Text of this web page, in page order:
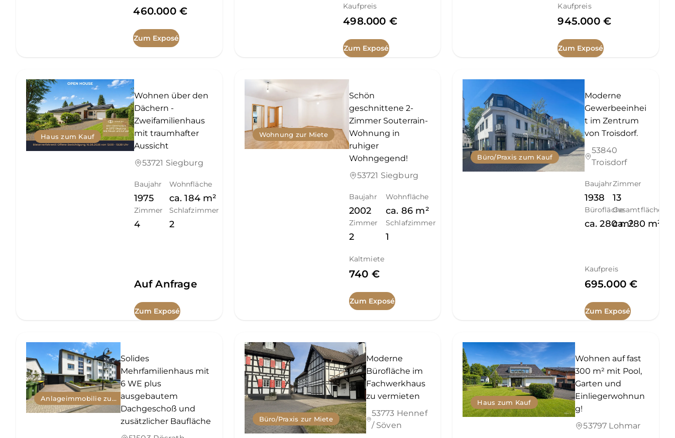
460.000 €
Zum Exposé
Kaufpreis
498.000 €
Zum Exposé
Kaufpreis
945.000 €
Zum Exposé
Haus zum Kauf
Wohnen über den
Dächern -
Zweifamilienhaus
mit traumhafter
Aussicht
53721 Siegburg
Baujahr
1975
Wohnfläche
ca. 184 m²
Zimmer
4
Schlafzimmer
2
Auf Anfrage
Zum Exposé
Wohnung zur Miete
Schön
geschnittene 2-
Zimmer Souterrain-
Wohnung in
ruhiger
Wohngegend!
53721 Siegburg
Baujahr
2002
Wohnfläche
ca. 86 m²
Zimmer
2
Schlafzimmer
1
Kaltmiete
740 €
Zum Exposé
Büro/Praxis zum Kauf
Moderne
Gewerbeeinhei
t im Zentrum
von Troisdorf.
53840
Troisdorf
Baujahr
1938
Zimmer
13
Bürofläche
ca. 280 m²
Gesamtfläche
ca. 280 m²
Kaufpreis
695.000 €
Zum Exposé
Anlageimmobilie zum Kauf
Solides
Mehrfamilienhaus mit
6 WE plus
ausgebautem
Dachgeschoß und
zusätzlicher Baufläche
Büro/Praxis zur Miete
Moderne
Bürofläche im
Fachwerkhaus
zu vermieten
53773 Hennef
/ Söven
Haus zum Kauf
Wohnen auf fast
300 m² mit Pool,
Garten und
Einliegerwohnun
g!
53797 Lohmar